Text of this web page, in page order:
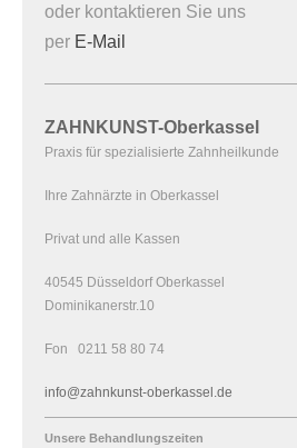
oder kontaktieren Sie uns
per E-Mail
ZAHNKUNST-Oberkassel
Praxis für spezialisierte Zahnheilkunde
Ihre Zahnärzte in Oberkassel
Privat und alle Kassen
40545 Düsseldorf Oberkassel
Dominikanerstr.10
Fon 0211 58 80 74
info@zahnkunst-oberkassel.de
Unsere Behandlungszeiten